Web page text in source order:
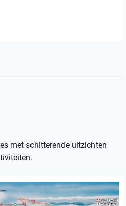
met schitterende uitzichten